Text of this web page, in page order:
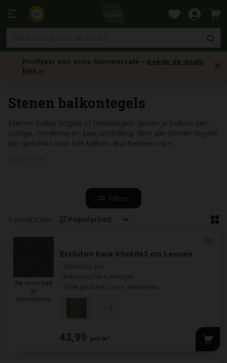
naar
Profiteer van onze Summersale – bekijk de deals
hier ›››
Stenen balkontegels
Stenen balkontegels of terrastegels geven je balkon een
rustige, moderne en luxe uitstraling. Niet alle stenen tegels
zijn geschikt voor het balkon, dus hebben wij e...
Filters
4 producten
Excluton Kera 60x60x3 cm Leuven
• 60x60x3 cm
• Keramische tuintegel
• Ook geschikt voor dakterras
Op voorraad
in
tuincentrum
42,99 per m²
+ 2